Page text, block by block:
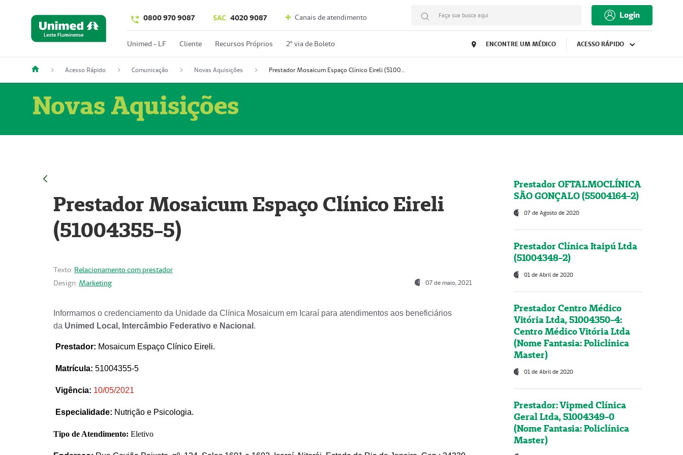
0800 970 9087 SAC 4020 9087 Canais de atendimento Faça sua busca aqui Login
Unimed - LF Cliente Recursos Próprios 2º via de Boleto ENCONTRE UM MÉDICO ACESSO RÁPIDO
Acesso Rápido Comunicação Novas Aquisições Prestador Mosaicum Espaço Clínico Eireli (51004355-5)
Novas Aquisições
Prestador Mosaicum Espaço Clínico Eireli
(51004355-5)
Texto: Relacionamento com prestador
Design: Marketing 07 de maio, 2021
Informamos o credenciamento da Unidade da Clínica Mosaicum em Icaraí para atendimentos aos beneficiários
da Unimed Local, Intercâmbio Federativo e Nacional .
Prestador: Mosaicum Espaço Clínico Eireli.
Matrícula: 51004355-5
Vigência: 10/05/2021
Especialidade: Nutrição e Psicologia.
Tipo de Atendimento: Eletivo
Prestador OFTALMOCLÍNICA
SÃO GONÇALO (55004164-2)
07 de Agosto de 2020
Prestador Clínica Itaipú Ltda
(51004348-2)
01 de Abril de 2020
Prestador Centro Médico
Vitória Ltda, 51004350-4:
Centro Médico Vitória Ltda
(Nome Fantasia: Policlínica
Master)
01 de Abril de 2020
Prestador: Vipmed Clínica
Geral Ltda, 51004349-0
(Nome Fantasia: Policlínica
Master)